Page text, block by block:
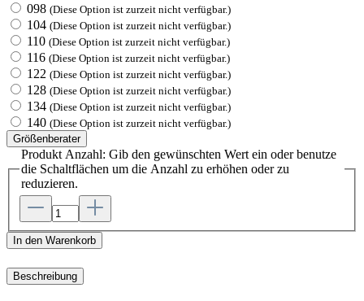
098 (Diese Option ist zurzeit nicht verfügbar.)
104 (Diese Option ist zurzeit nicht verfügbar.)
110 (Diese Option ist zurzeit nicht verfügbar.)
116 (Diese Option ist zurzeit nicht verfügbar.)
122 (Diese Option ist zurzeit nicht verfügbar.)
128 (Diese Option ist zurzeit nicht verfügbar.)
134 (Diese Option ist zurzeit nicht verfügbar.)
140 (Diese Option ist zurzeit nicht verfügbar.)
Größenberater
Produkt Anzahl: Gib den gewünschten Wert ein oder benutze
die Schaltflächen um die Anzahl zu erhöhen oder zu
reduzieren.
In den Warenkorb
Beschreibung